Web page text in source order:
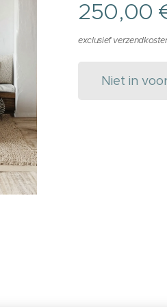
250,00
exclusief
Niet in